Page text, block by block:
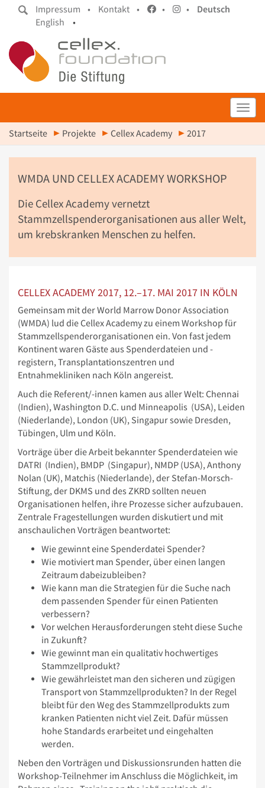
Impressum • Kontakt • • •
Deutsch
English
•
Startseite Projekte Cellex Academy 2017
WMDA UND CELLEX ACADEMY WORKSHOP
Die Cellex Academy vernetzt
Stammzellspenderorganisationen aus aller Welt,
um krebskranken Menschen zu helfen.
CELLEX ACADEMY 2017, 12.–17. MAI 2017 IN KÖLN
Gemeinsam mit der World Marrow Donor Association
(WMDA) lud die Cellex Academy zu einem Workshop für
Stammzellspenderorganisationen ein. Von fast jedem
Kontinent waren Gäste aus Spenderdateien und -
registern, Transplantationszentren und
Entnahmekliniken nach Köln angereist.
Auch die Referent/-innen kamen aus aller Welt: Chennai
(Indien), Washington D.C. und Minneapolis (USA), Leiden
(Niederlande), London (UK), Singapur sowie Dresden,
Tübingen, Ulm und Köln.
Vorträge über die Arbeit bekannter Spenderdateien wie
DATRI (Indien), BMDP (Singapur), NMDP (USA), Anthony
Nolan (UK), Matchis (Niederlande), der Stefan-Morsch-
Stiftung, der DKMS und des ZKRD sollten neuen
Organisationen helfen, ihre Prozesse sicher aufzubauen.
Zentrale Fragestellungen wurden diskutiert und mit
anschaulichen Vorträgen beantwortet:
Wie gewinnt eine Spenderdatei Spender?
Wie motiviert man Spender, über einen langen
Zeitraum dabeizubleiben?
Wie kann man die Strategien für die Suche nach
dem passenden Spender für einen Patienten
verbessern?
Vor welchen Herausforderungen steht diese Suche
in Zukunft?
Wie gewinnt man ein qualitativ hochwertiges
Stammzellprodukt?
Wie gewährleistet man den sicheren und zügigen
Transport von Stammzellprodukten? In der Regel
bleibt für den Weg des Stammzellprodukts zum
kranken Patienten nicht viel Zeit. Dafür müssen
hohe Standards erarbeitet und eingehalten
werden.
Neben den Vorträgen und Diskussionsrunden hatten die
Workshop-Teilnehmer im Anschluss die Möglichkeit, im